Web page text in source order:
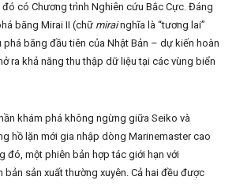
có Chương trình Nghiên cứu Bắc Cực. Đáng
băng Mirai II (chữ mirainghĩa là “tương lai”
băng đầu tiên của Nhật Bản – dự kiến hoàn
ra khả năng thu thập dữ liệu tại các vùng biển
khám phá không ngừng giữa Seiko và
hồ lặn mới gia nhập dòng Marinemaster cao
đó, một phiên bản hợp tác giới hạn với
bản sản xuất thường xuyên. Cả hai đều được